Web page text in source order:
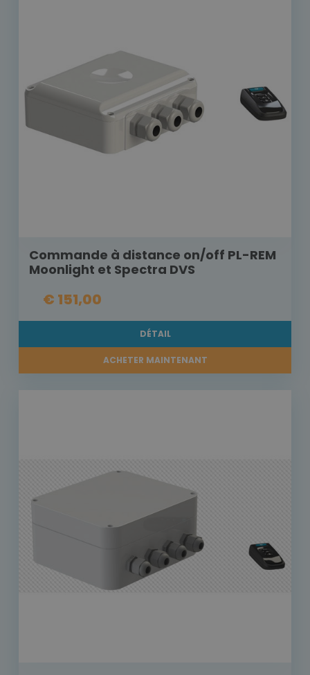
Commande à distance on/off PL-REM
Moonlight et Spectra DVS
€ 151,00
DÉTAIL
ACHETER MAINTENANT